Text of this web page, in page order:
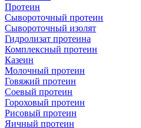
Протеин
Сывороточный протеин
Сывороточный изолят
Гидролизат протеина
Комплексный протеин
Казеин
Молочный протеин
Говяжий протеин
Соевый протеин
Гороховый протеин
Рисовый протеин
Яичный протеин